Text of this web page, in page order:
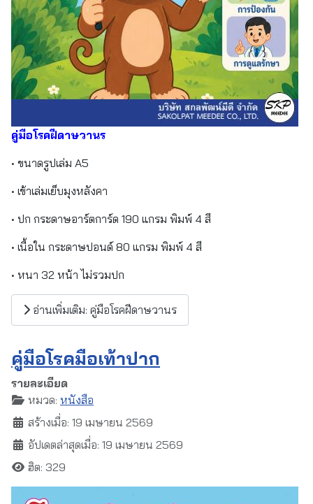
คู่มือโรคฝีดาษวานร
• ขนาดรูปเล่ม A5
• เข้าเล่มเย็บมุงหลังคา
• ปก กระดาษอาร์ตการ์ด 190 แกรม พิมพ์ 4 สี
• เนื้อใน กระดาษปอนด์ 80 แกรม พิมพ์ 4 สี
• หนา 32 หน้า ไม่รวมปก
อ่านเพิ่มเติม: คู่มือโรคฝีดาษวานร
คู่มือโรคมือเท้าปาก
รายละเอียด
หมวด: หนังสือ
สร้างเมื่อ: 19 เมษายน 2569
อัปเดตล่าสุดเมื่อ: 19 เมษายน 2569
ฮิต: 329